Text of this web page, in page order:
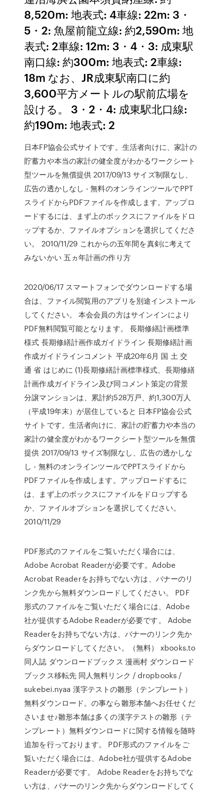
8,520m: 地表式: 4車線: 22m: 3・
5・2: 魚屋前龍立線: 約2,590m: 地
表式: 2車線: 12m: 3・4・3: 成東駅
南口線: 約300m: 地表式: 2車線:
18m なお、JR成東駅南口に約
3,600平方メートルの駅前広場を
設ける。 3・2・4: 成東駅北口線:
約190m: 地表式: 2
日本FP協会公式サイトです。生活者向けに、家計の
貯蓄力や本当の家計の健全度がわかるワークシート
型ツールを無償提供 2017/09/13 サイズ制限なし、
広告の透かしなし - 無料のオンラインツールでPPT
スライドからPDFファイルを作成します。アップロ
ードするには、まず上のボックスにファイルをドロ
ップするか、ファイルオプションを選択してくださ
い。 2010/11/29 これからの五年間を真剣に考えて
みないかい 五ヵ年計画の作り方
2020/06/17 スマートフォンでダウンロードする場
合は、ファイル閲覧用のアプリを別途インストール
してください。 本会会員の方はサインインにより
PDF無料閲覧可能となります。 長期修繕計画標準
様式 長期修繕計画作成ガイドライン 長期修繕計画
作成ガイドラインコメント 平成20年6月 国 土 交
通 省 はじめに (1)長期修繕計画標準様式、長期修繕
計画作成ガイドライン及び同コメント策定の背景
分譲マンションは、累計約528万戸、約1,300万人
（平成19年末）が居住していると 日本FP協会公式
サイトです。生活者向けに、家計の貯蓄力や本当の
家計の健全度がわかるワークシート型ツールを無償
提供 2017/09/13 サイズ制限なし、広告の透かしな
し - 無料のオンラインツールでPPTスライドから
PDFファイルを作成します。アップロードするに
は、まず上のボックスにファイルをドロップする
か、ファイルオプションを選択してください。
2010/11/29
PDF形式のファイルをご覧いただく場合には、
Adobe Acrobat Readerが必要です。Adobe
Acrobat Readerをお持ちでない方は、バナーのリ
ンク先から無料ダウンロードしてください。 PDF
形式のファイルをご覧いただく場合には、Adobe
社が提供するAdobe Readerが必要です。 Adobe
Readerをお持ちでない方は、バナーのリンク先か
らダウンロードしてください。（無料） xbooks.to
同人誌 ダウンロードブックス 漫画村 ダウンロード
ブックス移転先 同人無料リンク / dropbooks /
sukebei.nyaa 漢字テストの雛形（テンプレート）
無料ダウンロード。の事なら雛形本舗へお任せくだ
さいませ♪雛形本舗は多くの漢字テストの雛形（テ
ンプレート）無料ダウンロードに関する情報を随時
追加を行っております。 PDF形式のファイルをご
覧いただく場合には、Adobe社が提供するAdobe
Readerが必要です。 Adobe Readerをお持ちでな
い方は、バナーのリンク先からダウンロードしてく